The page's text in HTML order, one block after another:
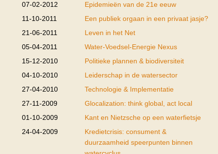
07-02-2012
Epidemieën van de 21e eeuw
11-10-2011
Een publiek orgaan in een privaat jasje?
21-06-2011
Leven in het Net
05-04-2011
Water-Voedsel-Energie Nexus
15-12-2010
Politieke plannen & biodiversiteit
04-10-2010
Leiderschap in de watersector
27-04-2010
Technologie & Implementatie
27-11-2009
Glocalization: think global, act local
01-10-2009
Kant en Nietzsche op een waterfietsje
24-04-2009
Kredietcrisis: consument &
duurzaamheid speerpunten binnen